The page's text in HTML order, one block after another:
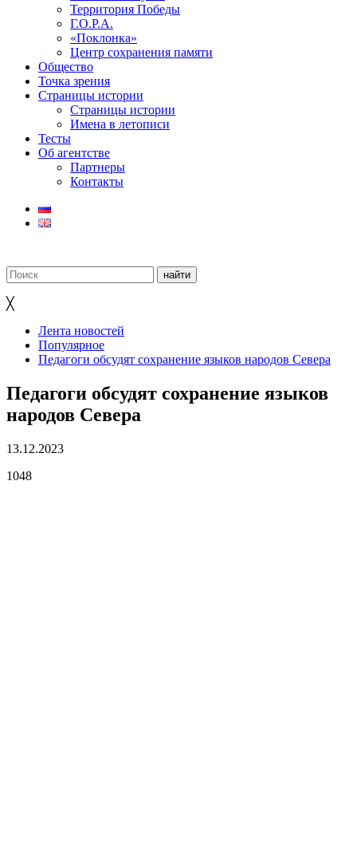
Территория Победы
Г.О.Р.А.
«Поклонка»
Центр сохранения памяти
Общество
Точка зрения
Страницы истории
Страницы истории
Имена в летописи
Тесты
Об агентстве
Партнеры
Контакты
╳
Лента новостей
Популярное
Педагоги обсудят сохранение языков народов Севера
Педагоги обсудят сохранение языков
народов Севера
13.12.2023
1048